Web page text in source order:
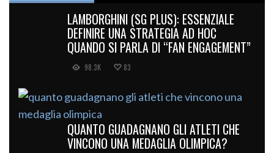
LAMBORGHINI (SG PLUS): ESSENZIALE
DEFINIRE UNA STRATEGIA AD HOC
QUANDO SI PARLA DI “FAN ENGAGEMENT”
98.3K 83
QUANTO GUADAGNANO GLI ATLETI CHE
VINCONO UNA MEDAGLIA OLIMPICA?